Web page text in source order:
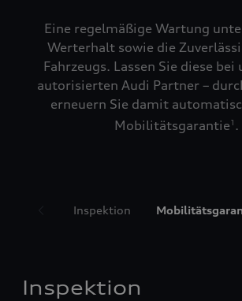
Eine regelmäßige Wartung
Werterhalt sowie die
Fahrzeugs. Lassen Sie diese bei
autorisierten Audi Partner –
erneuern Sie damit
Mobilitätsgarantie1 .
Inspektion
Inspektion